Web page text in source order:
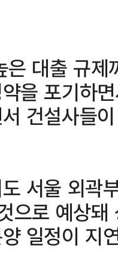
대출 규
을 포기하
건설사들
서울 외곽
으로 예상
일정이 지